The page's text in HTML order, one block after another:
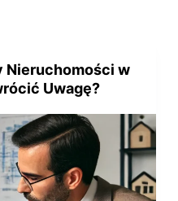
Nieruchomości w
Uwagę?